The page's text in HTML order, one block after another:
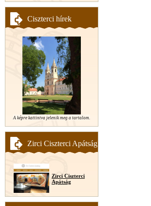
Ciszterci hírek
A képre kattintva jelenik meg a tartalom.
Zirci Ciszterci Apátság
Zirci Ciszterci
Apátság